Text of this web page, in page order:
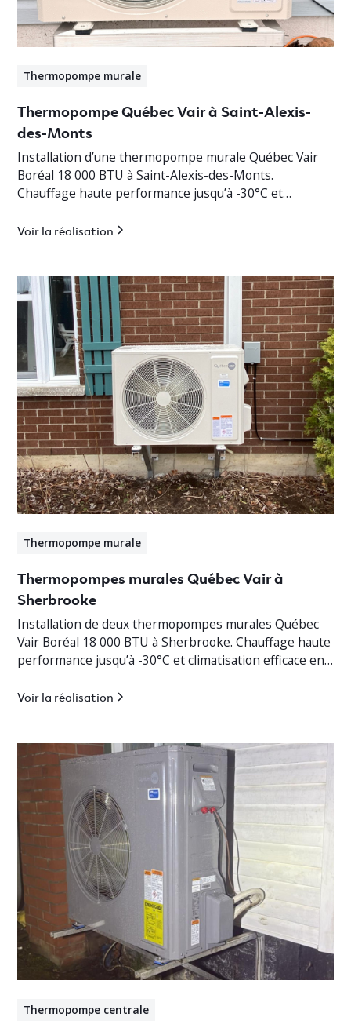
Thermopompe murale
Thermopompe Québec Vair à Saint-Alexis-
des-Monts
Installation d’une thermopompe murale Québec Vair
Boréal 18 000 BTU à Saint-Alexis-des-Monts.
Chauffage haute performance jusqu’à -30°C et
Voir la réalisation
Thermopompe murale
Thermopompes murales Québec Vair à
Sherbrooke
Installation de deux thermopompes murales Québec
Vair Boréal 18 000 BTU à Sherbrooke. Chauffage haute
performance jusqu’à -30°C et climatisation efficace en
Voir la réalisation
Thermopompe centrale